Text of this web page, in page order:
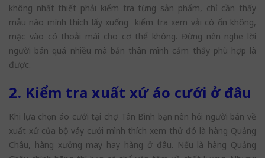
không nhất thiết phải kiểm tra từng sản phẩm, chỉ cần thấy
mẫu nào mình thích lấy xuống kiểm tra xem vải có ổn không,
mặc vào có thoải mái cho cơ thể không. Đừng nên nghe lời
người bán quá nhiều mà bản thân mình cảm thấy phù hợp là
được.
2. Kiểm tra xuất xứ áo cưới ở đâu
Khi lựa chọn áo cưới tại chợ Tân Bình bạn nên hỏi người bán về
xuất xứ của bộ váy cưới mình thích xem thử đó là hàng Quảng
Châu, hàng xưởng may hay hàng ở đâu. Nếu là hàng Quảng